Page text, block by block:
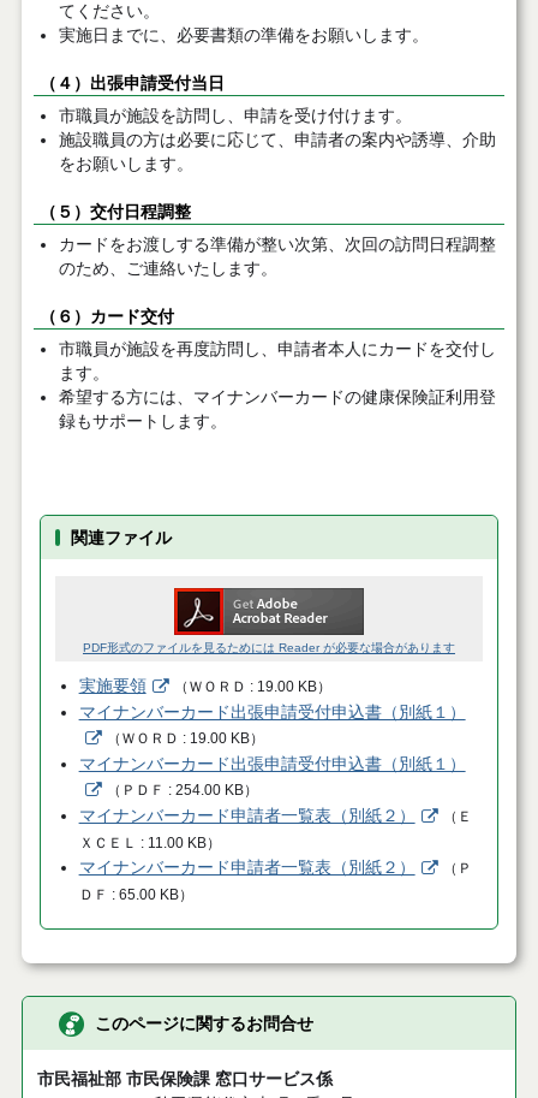
てください。
実施日までに、必要書類の準備をお願いします。
（４）出張申請受付当日
市職員が施設を訪問し、申請を受け付けます。
施設職員の方は必要に応じて、申請者の案内や誘導、介助
をお願いします。
（５）交付日程調整
カードをお渡しする準備が整い次第、次回の訪問日程調整
のため、ご連絡いたします。
（６）カード交付
市職員が施設を再度訪問し、申請者本人にカードを交付し
ます。
希望する方には、マイナンバーカードの健康保険証利用登
録もサポートします。
関連ファイル
PDF形式のファイルを見るためには Reader が必要な場合があります
実施要領 （ ＷＯＲＤ 19.00 KB）
マイナンバーカード出張申請受付申込書（別紙１）
（ ＷＯＲＤ 19.00 KB）
マイナンバーカード出張申請受付申込書（別紙１）
（ ＰＤＦ 254.00 KB）
マイナンバーカード申請者一覧表（別紙２） （ Ｅ
ＸＣＥＬ
11.00 KB）
マイナンバーカード申請者一覧表（別紙２） （ Ｐ
ＤＦ
65.00 KB）
このページに関するお問合せ
市民福祉部 市民保険課 窓口サービス係